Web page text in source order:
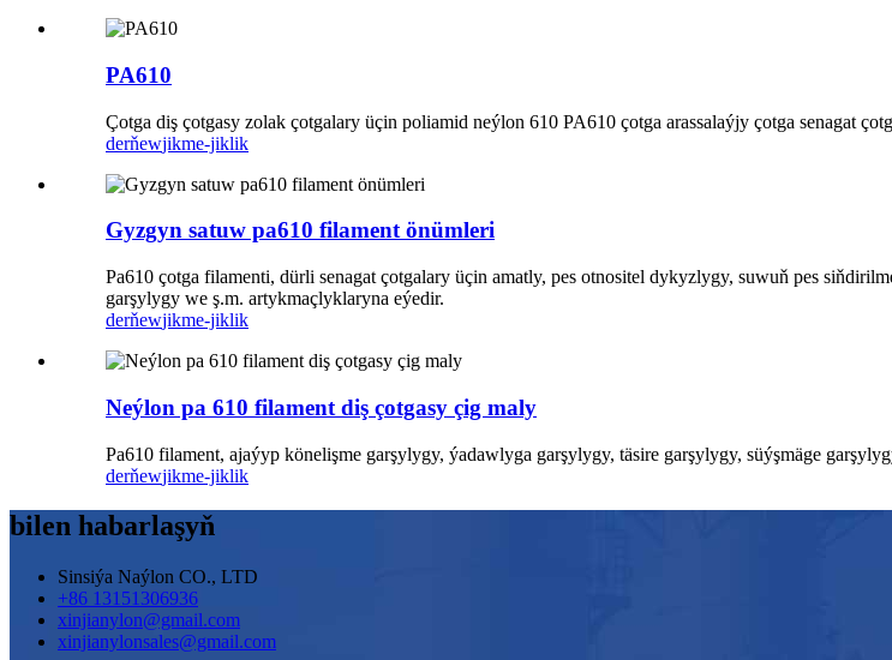
PA610
Çotga diş çotgasy zolak çotgalary üçin poliamid neýlon 610 PA610 çotga arassalaýjy çotga senagat
derňewjikme-jiklik
Gyzgyn satuw pa610 filament önümleri
Pa610 çotga filamenti, dürli senagat çotgalary üçin amatly, pes otnositel dykyzlygy, suwuň pes
garşylygy we ş.m. artykmaçlyklaryna eýedir.
derňewjikme-jiklik
Neýlon pa 610 filament diş çotgasy çig maly
Pa610 filament, ajaýyp könelişme garşylygy, ýadawlyga garşylygy, täsire garşylygy, süýşmäge
derňewjikme-jiklik
bilen habarlaşyň
Sinsiýa Naýlon CO., LTD
+86 13151306936
xinjianylon@gmail.com
xinjianylonsales@gmail.com